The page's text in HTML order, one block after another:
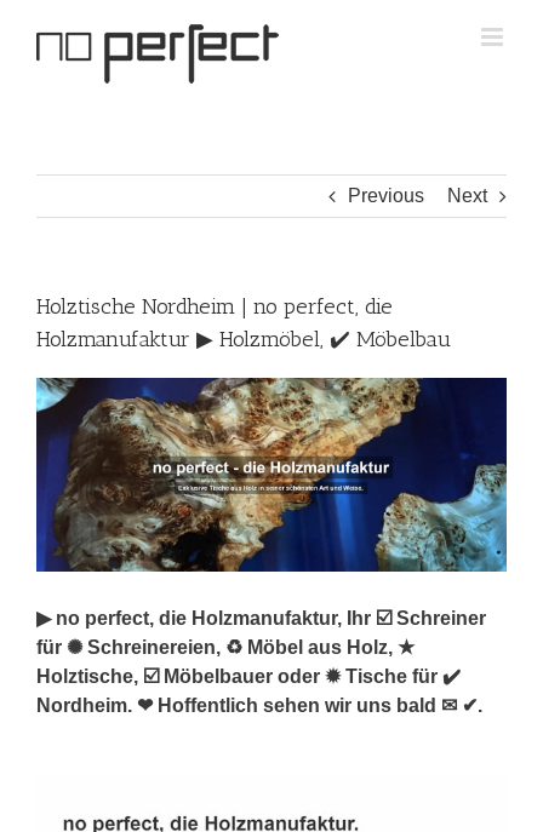
Previous Next
Holztische Nordheim | no perfect, die
Holzmanufaktur ▶︎ Holzmöbel, ✔️ Möbelbau
▶︎ no perfect, die Holzmanufaktur, Ihr ☑️ Schreiner
für ✺ Schreinereien, ♻ Möbel aus Holz, ★
Holztische, ☑️ Möbelbauer oder ✹ Tische für ✔️
Nordheim. ❤ Hoffentlich sehen wir uns bald ✉ ✔.